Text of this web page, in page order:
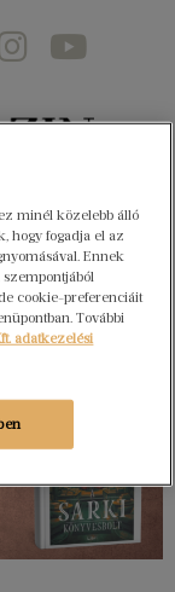
minél közelebb álló
hogy fogadja el az
Ennek
cookie-preferenciáit
További
adatkezelési